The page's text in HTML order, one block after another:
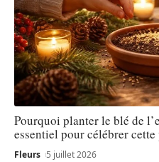
Pourquoi planter le blé de
essentiel pour célébrer
Fleurs 5 juillet 2026